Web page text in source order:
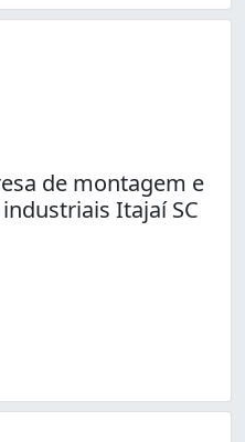
de montagem e
Itajaí SC